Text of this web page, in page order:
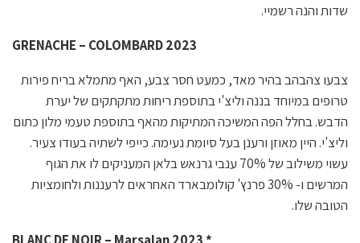
שדות והנה רשמיי.
GRENACHE – COLOMBARD 2023
צבעו צהבהב בהיר מאד, כמעט חסר צבע, האף מתמלא בריח פירות
טרופים במיוחד בננה וליצ'י בתוספת ריחות מתקתקים של יערת
הדבש. בחלל הפה המשיכה המתיקות מהאף בתוספת טעמי מלון כתום
וליצ'י. היין מאוזן ורענן בעל סיומת נעימה. כייפי לשתיה בעודו צעיר.
עשוי משילוב של 70% ענבי גרנאש בלאן המעניקים לו את הגוף
המרשים ו- 30% פרנץ' קולומבארד האחראים לרעננות ולחומציות
הטובה שלו.